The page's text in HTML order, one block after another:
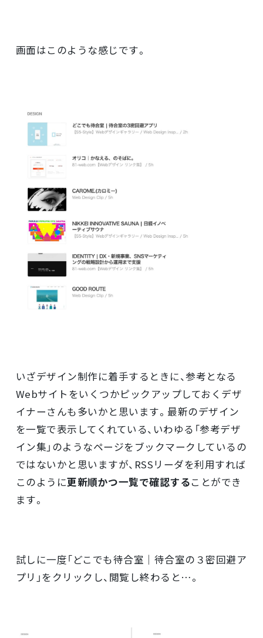
画面はこのような感じです。
いざデザイン制作に着手するときに、参考となる
Webサイトをいくつかピックアップしておくデザ
イナーさんも多いかと思います。最新のデザイン
を一覧で表示してくれている、いわゆる「参考デザ
イン集」のようなページをブックマークしているの
ではないかと思いますが、RSSリーダを利用すれば
このように更新順かつ一覧で確認することができ
ます。
試しに一度「どこでも待合室｜待合室の３密回避ア
プリ」をクリックし、閲覧し終わると…。